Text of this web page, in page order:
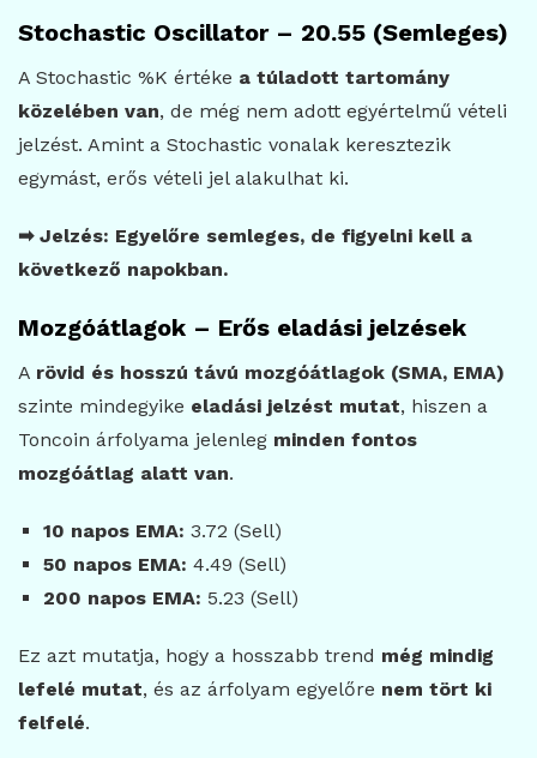
Stochastic Oscillator – 20.55 (Semleges)
A Stochastic %K értéke a túladott tartomány
közelében van, de még nem adott egyértelmű vételi
jelzést. Amint a Stochastic vonalak keresztezik
egymást, erős vételi jel alakulhat ki.
➡ Jelzés: Egyelőre semleges, de figyelni kell a
következő napokban.
Mozgóátlagok – Erős eladási jelzések
A rövid és hosszú távú mozgóátlagok (SMA, EMA)
szinte mindegyike eladási jelzést mutat, hiszen a
Toncoin árfolyama jelenleg minden fontos
mozgóátlag alatt van.
10 napos EMA: 3.72 (Sell)
50 napos EMA: 4.49 (Sell)
200 napos EMA: 5.23 (Sell)
Ez azt mutatja, hogy a hosszabb trend még mindig
lefelé mutat, és az árfolyam egyelőre nem tört ki
felfelé.